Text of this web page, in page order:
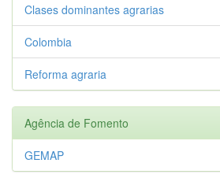
Clases dominantes agrarias
Colombia
Reforma agraria
Agência de Fomento
GEMAP